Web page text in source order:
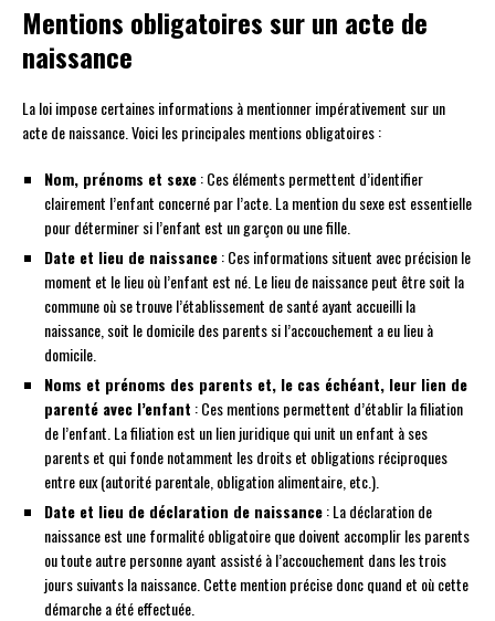
Mentions obligatoires sur un acte de
naissance
La loi impose certaines informations à mentionner impérativement sur un
acte de naissance. Voici les principales mentions obligatoires :
Nom, prénoms et sexe: Ces éléments permettent d’identifier
clairement l’enfant concerné par l’acte. La mention du sexe est essentielle
pour déterminer si l’enfant est un garçon ou une fille.
Date et lieu de naissance: Ces informations situent avec précision le
moment et le lieu où l’enfant est né. Le lieu de naissance peut être soit la
commune où se trouve l’établissement de santé ayant accueilli la
naissance, soit le domicile des parents si l’accouchement a eu lieu à
domicile.
Noms et prénoms des parents et, le cas échéant, leur lien de
parenté avec l’enfant : Ces mentions permettent d’établir la filiation
de l’enfant. La filiation est un lien juridique qui unit un enfant à ses
parents et qui fonde notamment les droits et obligations réciproques
entre eux (autorité parentale, obligation alimentaire, etc.).
Date et lieu de déclaration de naissance: La déclaration de
naissance est une formalité obligatoire que doivent accomplir les parents
ou toute autre personne ayant assisté à l’accouchement dans les trois
jours suivants la naissance. Cette mention précise donc quand et où cette
démarche a été effectuée.